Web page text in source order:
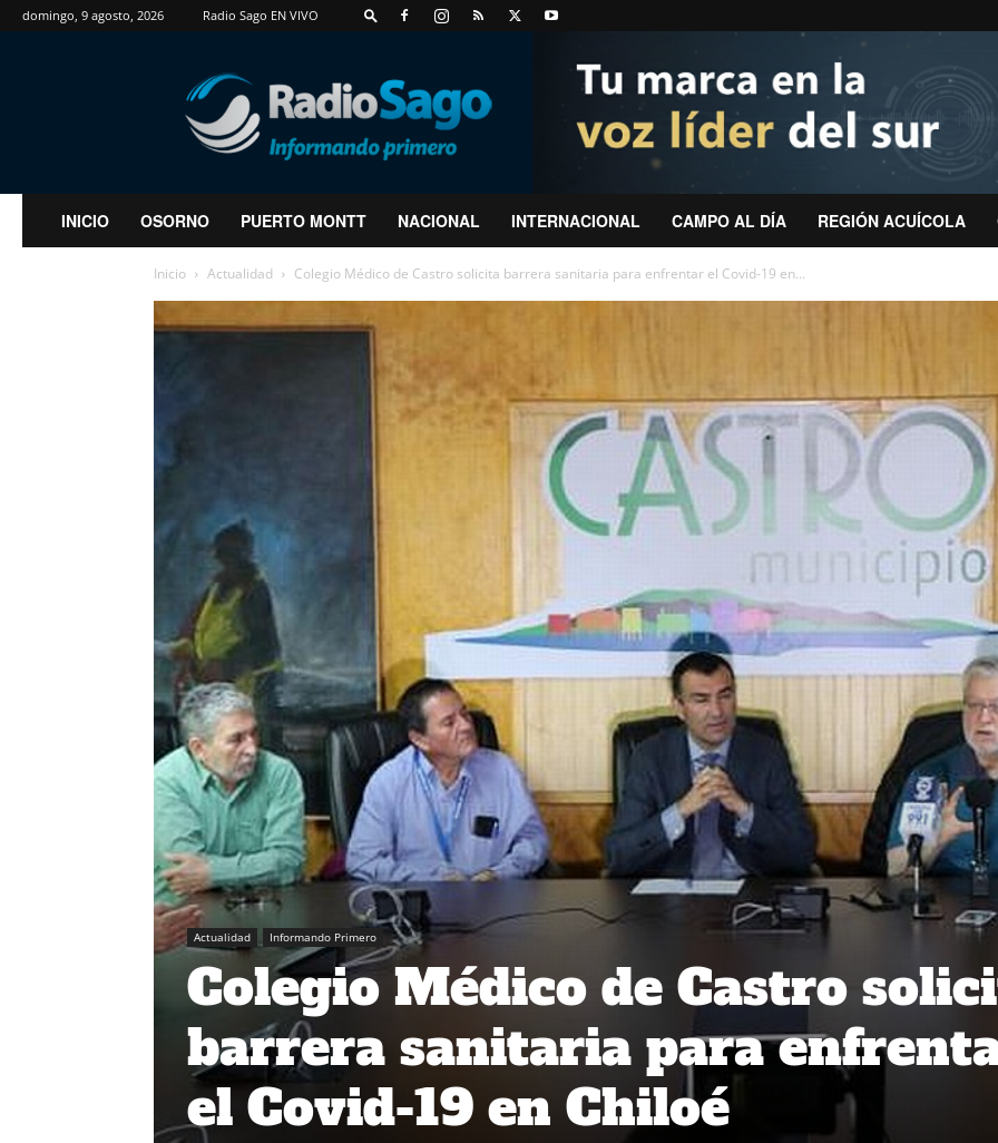
domingo, 9 agosto, 2026 Radio Sago EN VIVO
RadioSago
INICIO OSORNO PUERTO MONTT NACIONAL INTERNACIONAL CAMPO AL DÍA REGIÓN ACUÍCOLA
Inicio Actualidad Colegio Médico de Castro solicita barrera sanitaria para enfrentar el Covid-19 en...
Actualidad Informando Primero
Colegio Médico de Castro
barrera sanitaria para
el Covid-19 en Chiloé